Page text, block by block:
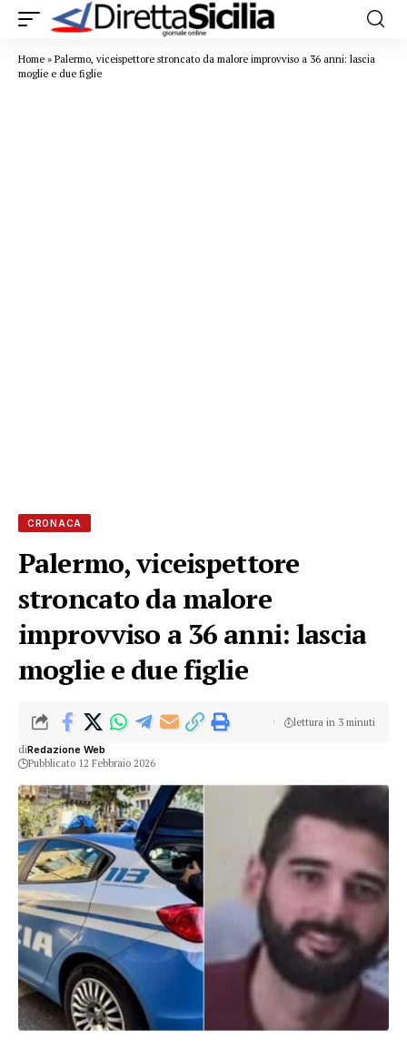
Home » Palermo, viceispettore stroncato da malore improvviso a 36 anni: lascia
moglie e due figlie
CRONACA
Palermo, viceispettore
stroncato da malore
improvviso a 36 anni: lascia
moglie e due figlie
diRedazione Web
Pubblicato 12 Febbraio 2026
lettura in 3 minuti